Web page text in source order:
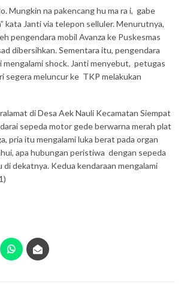
Mungkin na pakencang hu ma ra i, gabe
kata Janti via telepon selluler. Menurutnya,
pengendara mobil Avanza ke Puskesmas
dibersihkan. Sementara itu, pengendara
mengalami shock. Janti menyebut, petugas
segera meluncur ke TKP melakukan
di Desa Aek Nauli Kecamatan Siempat
sepeda motor gede berwarna merah plat
pria itu mengalami luka berat pada organ
apa hubungan peristiwa dengan sepeda
dekatnya. Kedua kendaraan mengalami